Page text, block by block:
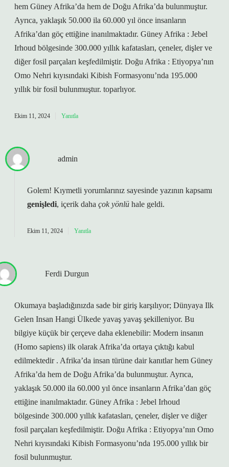
hem Güney Afrika’da hem de Doğu Afrika’da bulunmuştur.
Ayrıca, yaklaşık 50.000 ila 60.000 yıl önce insanların
Afrika’dan göç ettiğine inanılmaktadır. Güney Afrika : Jebel
Irhoud bölgesinde 300.000 yıllık kafatasları, çeneler, dişler ve
diğer fosil parçaları keşfedilmiştir. Doğu Afrika : Etiyopya’nın
Omo Nehri kıyısındaki Kibish Formasyonu’nda 195.000
yıllık bir fosil bulunmuştur. toparlıyor.
Ekim 11, 2024 Yanıtla
admin
Golem! Kıymetli yorumlarınız sayesinde yazının kapsamı
genişledi, içerik daha çok yönlü hale geldi.
Ekim 11, 2024 Yanıtla
Ferdi Durgun
Okumaya başladığınızda sade bir giriş karşılıyor; Dünyaya Ilk
Gelen Insan Hangi Ülkede yavaş yavaş şekilleniyor. Bu
bilgiye küçük bir çerçeve daha eklenebilir: Modern insanın
(Homo sapiens) ilk olarak Afrika’da ortaya çıktığı kabul
edilmektedir . Afrika’da insan türüne dair kanıtlar hem Güney
Afrika’da hem de Doğu Afrika’da bulunmuştur. Ayrıca,
yaklaşık 50.000 ila 60.000 yıl önce insanların Afrika’dan göç
ettiğine inanılmaktadır. Güney Afrika : Jebel Irhoud
bölgesinde 300.000 yıllık kafatasları, çeneler, dişler ve diğer
fosil parçaları keşfedilmiştir. Doğu Afrika : Etiyopya’nın Omo
Nehri kıyısındaki Kibish Formasyonu’nda 195.000 yıllık bir
fosil bulunmuştur.